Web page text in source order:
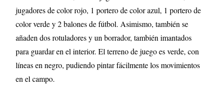
jugadores de color rojo, 1 portero de color azul, 1 portero de
color verde y 2 balones de fútbol. Asimismo, también se
añaden dos rotuladores y un borrador, también imantados
para guardar en el interior. El terreno de juego es verde, con
líneas en negro, pudiendo pintar fácilmente los movimientos
en el campo.